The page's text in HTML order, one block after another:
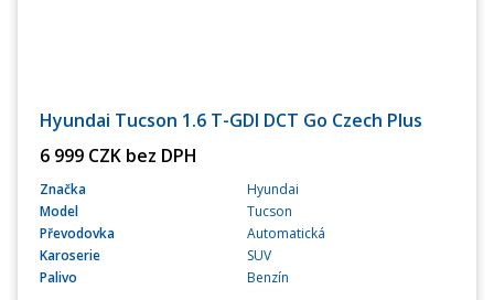
Hyundai Tucson 1.6 T-GDI DCT Go Czech Plus
6 999 CZK bez DPH
Značka
Hyundai
Model
Tucson
Převodovka
Automatická
Karoserie
SUV
Palivo
Benzín